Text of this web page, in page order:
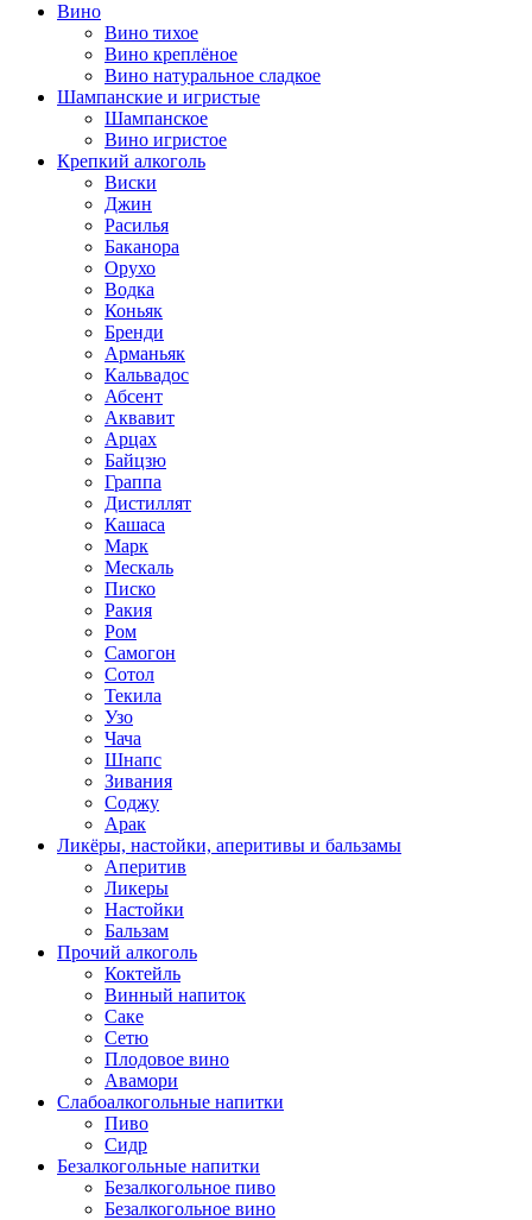
Вино
Вино тихое
Вино креплёное
Вино натуральное сладкое
Шампанские и игристые
Шампанское
Вино игристое
Крепкий алкоголь
Виски
Джин
Расилья
Баканора
Орухо
Водка
Коньяк
Бренди
Арманьяк
Кальвадос
Абсент
Аквавит
Арцах
Байцзю
Граппа
Дистиллят
Кашаса
Марк
Мескаль
Писко
Ракия
Ром
Самогон
Сотол
Текила
Узо
Чача
Шнапс
Зивания
Соджу
Арак
Ликёры, настойки, аперитивы и бальзамы
Аперитив
Ликеры
Настойки
Бальзам
Прочий алкоголь
Коктейль
Винный напиток
Саке
Сетю
Плодовое вино
Авамори
Слабоалкогольные напитки
Пиво
Сидр
Безалкогольные напитки
Безалкогольное пиво
Безалкогольное вино